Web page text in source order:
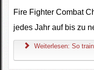
Fire Fighter Combat
jedes Jahr auf bis zu
Weiterlesen: So